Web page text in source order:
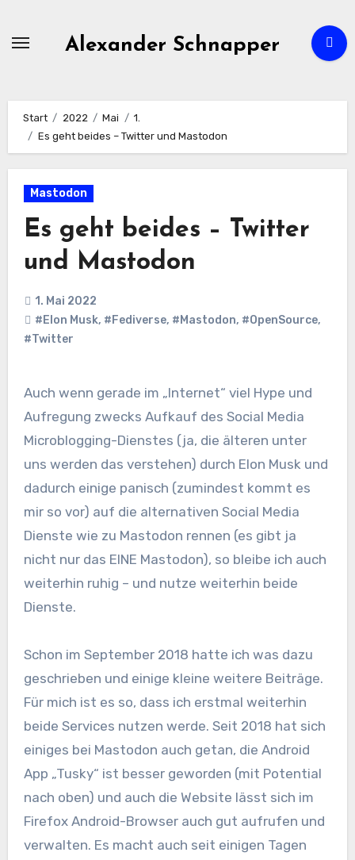
Alexander Schnapper
Start 2022 Mai
1.
Es geht beides – Twitter und Mastodon
Mastodon
Es geht beides – Twitter
und Mastodon
1. Mai 2022
#Elon Musk, #Fediverse, #Mastodon, #OpenSource,
#Twitter
Auch wenn gerade im „Internet“ viel Hype und
Aufregung zwecks Aufkauf des Social Media
Microblogging-Dienstes (ja, die älteren unter
uns werden das verstehen) durch Elon Musk und
dadurch einige panisch (zumindest kommt es
mir so vor) auf die alternativen Social Media
Dienste wie zu Mastodon rennen (es gibt ja
nicht nur das EINE Mastodon), so bleibe ich auch
weiterhin ruhig – und nutze weiterhin beide
Dienste.
Schon im September 2018 hatte ich was dazu
geschrieben und einige kleine weitere Beiträge.
Für mich ist es so, dass ich erstmal weiterhin
beide Services nutzen werde. Seit 2018 hat sich
einiges bei Mastodon auch getan, die Android
App „Tusky“ ist besser geworden (mit Potential
nach oben) und auch die Website lässt sich im
Firefox Android-Browser auch gut aufrufen und
verwalten. Es macht auch seit einigen Tagen